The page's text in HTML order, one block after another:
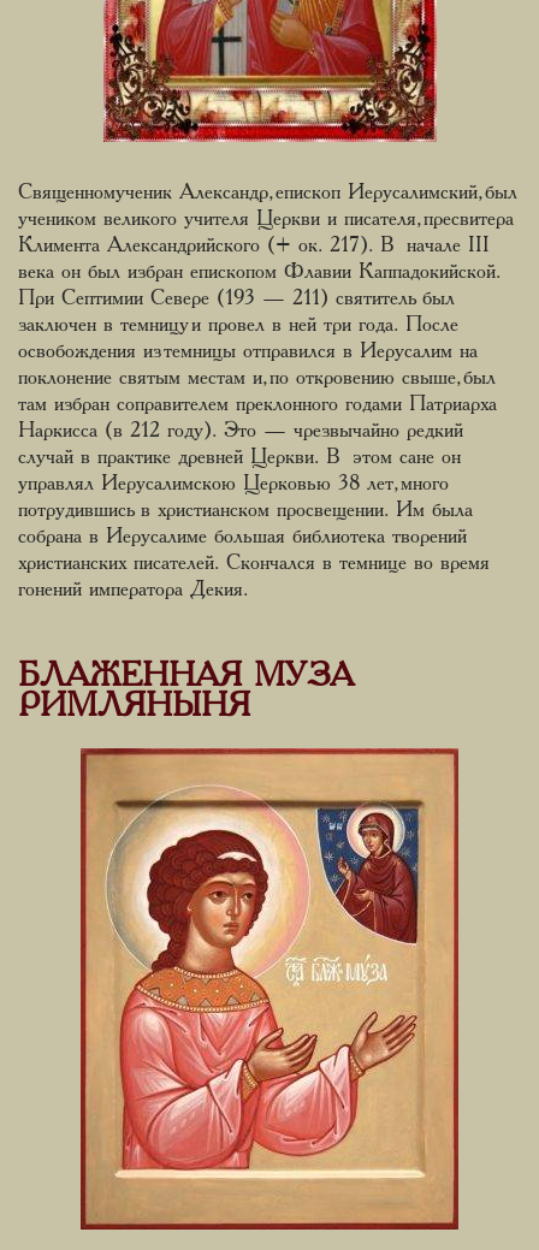
Священномученик Александр, епископ Иерусалимский, был
учеником великого учителя Церкви и писателя, пресвитера
Климента Александрийского (+ ок. 217). В начале III
века он был избран епископом Флавии Каппадокийской.
При Септимии Севере (193 — 211) святитель был
заключен в темницу и провел в ней три года. После
освобождения из темницы отправился в Иерусалим на
поклонение святым местам и, по откровению свыше, был
там избран соправителем преклонного годами Патриарха
Наркисса (в 212 году). Это — чрезвычайно редкий
случай в практике древней Церкви. В этом сане он
управлял Иерусалимскою Церковью 38 лет, много
потрудившись в христианском просвещении. Им была
собрана в Иерусалиме большая библиотека творений
христианских писателей. Скончался в темнице во время
гонений императора Декия.
БЛАЖЕННАЯ МУЗА
РИМЛЯНЫНЯ